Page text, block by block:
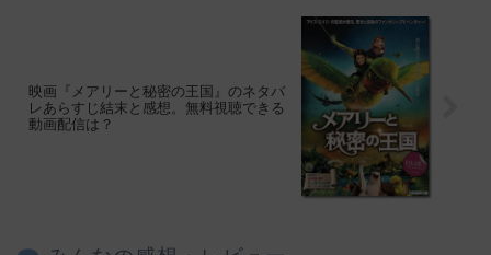
映画『メアリーと秘密の王国』のネタバ
レあらすじ結末と感想。無料視聴できる
動画配信は？